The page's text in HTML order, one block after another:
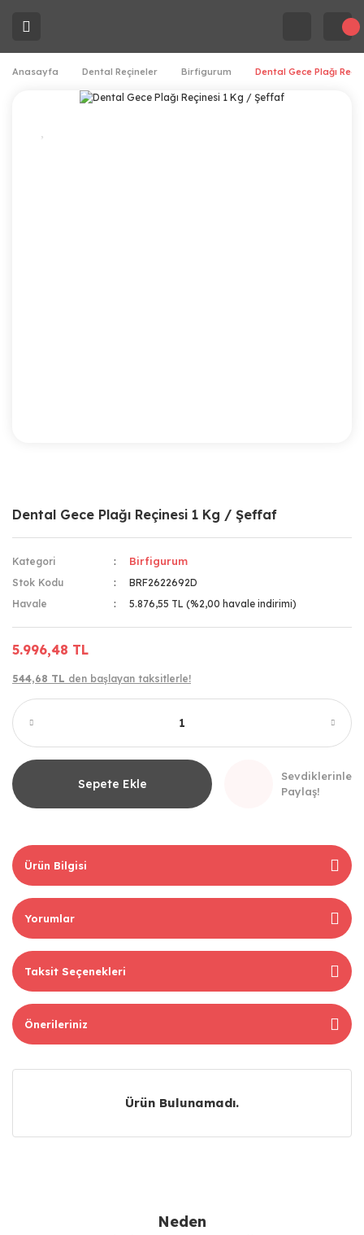
Anasayfa Dental Reçineler Birfigurum Dental Gece Plağı
Dental Gece Plağı Reçinesi 1 Kg / Şeffaf
Kategori Birfigurum
Stok Kodu
BRF2622692D
Havale
5.876,55 TL (%2,00 havale indirimi)
5.996,48 TL
544,68 TL den başlayan taksitlerle!
Sepete Ekle
Sevdiklerinle
Paylaş!
Ürün Bilgisi
Yorumlar
Taksit Seçenekleri
Önerileriniz
Ürün Bulunamadı.
Neden